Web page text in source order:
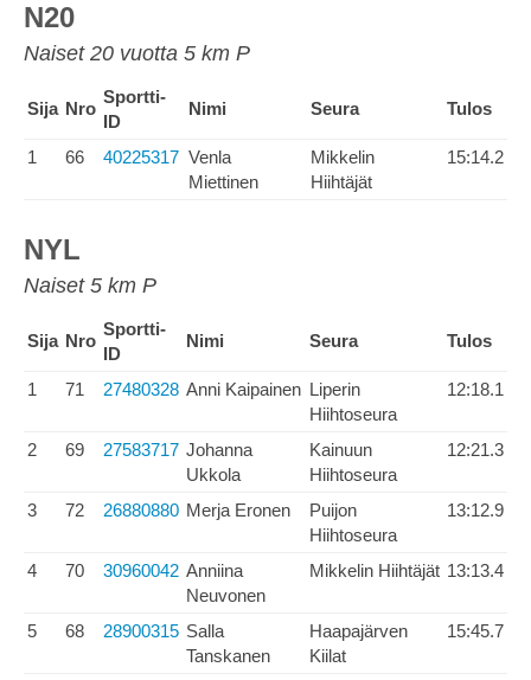
N20
Naiset 20 vuotta 5 km P
Sija Nro
Sportti-
ID
Nimi Seura Tulos
1 66 40225317 Venla
Miettinen
Mikkelin
Hiihtäjät
15:14.2
NYL
Naiset 5 km P
Sija Nro
Sportti-
ID
Nimi Seura Tulos
1 71 27480328 Anni Kaipainen Liperin
Hiihtoseura
12:18.1
2 69 27583717 Johanna
Ukkola
Kainuun
Hiihtoseura
12:21.3
3 72 26880880 Merja Eronen
Puijon
Hiihtoseura
13:12.9
4 70 30960042 Anniina
Neuvonen
Mikkelin Hiihtäjät 13:13.4
5 68 28900315 Salla
Tanskanen
Haapajärven
Kiilat
15:45.7